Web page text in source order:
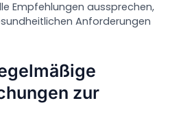
Empfehlungen aussprechen,
Anforderungen
zur